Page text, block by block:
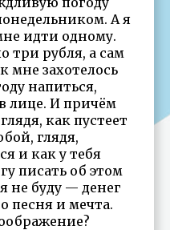
А я
идти одному.
три рубля, а сам
мне захотелось
напиться,
лице. И причём
как пустеет
глядя,
и как у тебя
писать об этом
не буду — денег
песня и мечта.